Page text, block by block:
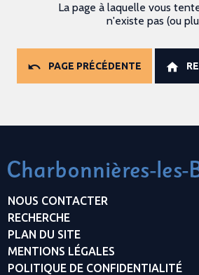
La page à laquelle vous
n'existe pas (ou
PAGE PRÉCÉDENTE
NOUS CONTACTER
RECHERCHE
PLAN DU SITE
MENTIONS LÉGALES
POLITIQUE DE CONFIDENTIALITÉ